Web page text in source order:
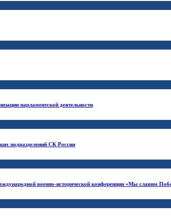
парламентской деятельности
подразделений СК России
военно-исторической конференции «Мы славим